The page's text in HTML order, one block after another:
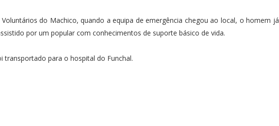
do Machico, quando a equipa de emergência chegou ao local, o homem já
por um popular com conhecimentos de suporte básico de vida.
transportado para o hospital do Funchal.